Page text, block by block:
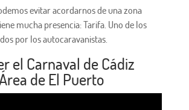
evitar acordarnos de una zona
mucha presencia: Tarifa. Uno de los
por los autocaravanistas.
el Carnaval de Cádiz
de El Puerto